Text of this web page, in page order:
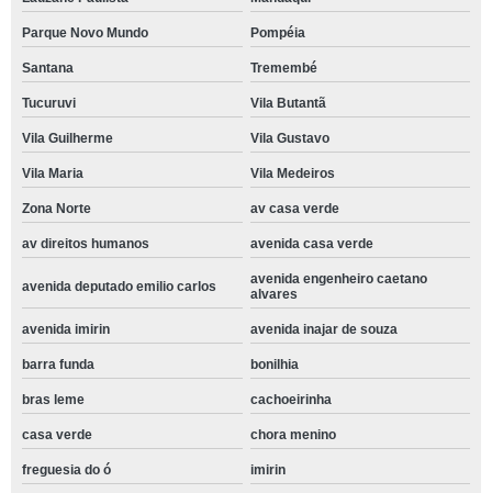
Parque Novo Mundo Pompéia
Santana Tremembé
Tucuruvi Vila Butantã
Vila Guilherme Vila Gustavo
Vila Maria Vila Medeiros
Zona Norte av casa verde
av direitos humanos avenida casa verde
avenida deputado emilio carlos
avenida engenheiro caetano
alvares
avenida imirin avenida inajar de souza
barra funda bonilhia
bras leme cachoeirinha
casa verde chora menino
freguesia do ó imirin